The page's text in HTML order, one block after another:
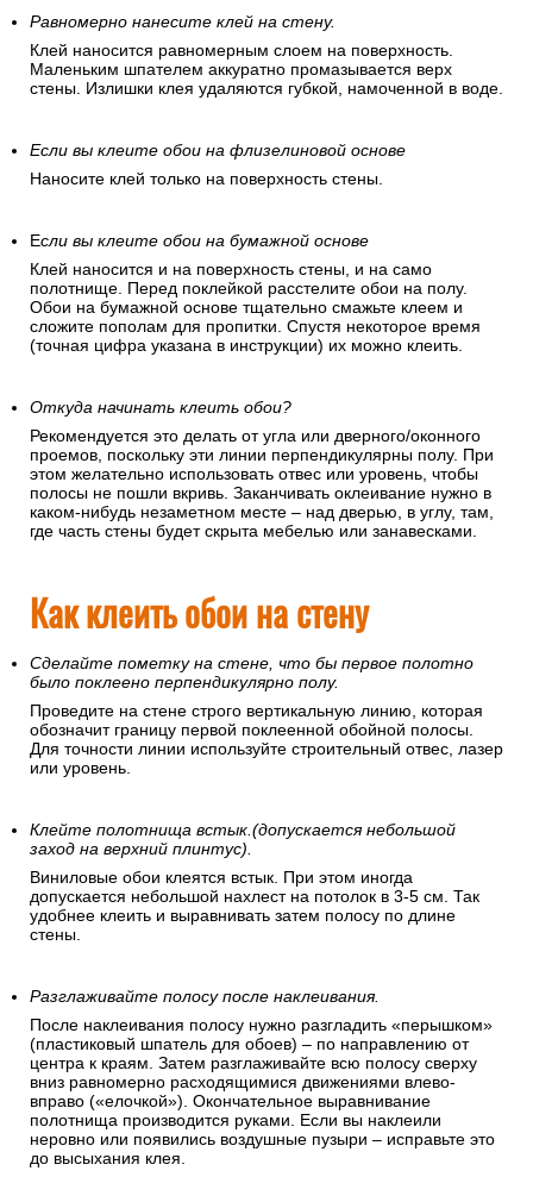
Равномерно нанесите клей на стену.
Клей наносится равномерным слоем на поверхность.
Маленьким шпателем аккуратно промазывается верх
стены. Излишки клея удаляются губкой, намоченной в воде.
Если вы клеите обои на флизелиновой основе
Наносите клей только на поверхность стены.
Если вы клеите обои на бумажной основе
Клей наносится и на поверхность стены, и на само
полотнище. Перед поклейкой расстелите обои на полу.
Обои на бумажной основе тщательно смажьте клеем и
сложите пополам для пропитки. Спустя некоторое время
(точная цифра указана в инструкции) их можно клеить.
Откуда начинать клеить обои?
Рекомендуется это делать от угла или дверного/оконного
проемов, поскольку эти линии перпендикулярны полу. При
этом желательно использовать отвес или уровень, чтобы
полосы не пошли вкривь. Заканчивать оклеивание нужно в
каком-нибудь незаметном месте – над дверью, в углу, там,
где часть стены будет скрыта мебелью или занавесками.
Как клеить обои на стену
Сделайте пометку на стене, что бы первое полотно
было поклеено перпендикулярно полу.
Проведите на стене строго вертикальную линию, которая
обозначит границу первой поклеенной обойной полосы.
Для точности линии используйте строительный отвес, лазер
или уровень.
Клейте полотнища встык.(допускается небольшой
заход на верхний плинтус).
Виниловые обои клеятся встык. При этом иногда
допускается небольшой нахлест на потолок в 3-5 см. Так
удобнее клеить и выравнивать затем полосу по длине
стены.
Разглаживайте полосу после наклеивания.
После наклеивания полосу нужно разгладить «перышком»
(пластиковый шпатель для обоев) – по направлению от
центра к краям. Затем разглаживайте всю полосу сверху
вниз равномерно расходящимися движениями влево-
вправо («елочкой»). Окончательное выравнивание
полотнища производится руками. Если вы наклеили
неровно или появились воздушные пузыри – исправьте это
до высыхания клея.